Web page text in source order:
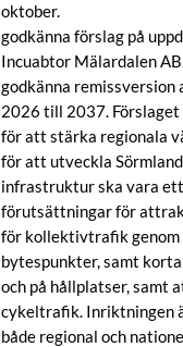
oktober.
godkänna förslag på
Incuabtor Mälardalen
godkänna
2026 till 2037.
för att stärka regionala
för att utveckla
infrastruktur ska vara
förutsättningar för
för kollektivtrafik
bytespunkter, samt
och på hållplatser, samt
cykeltrafik. Inriktningen
både regional och